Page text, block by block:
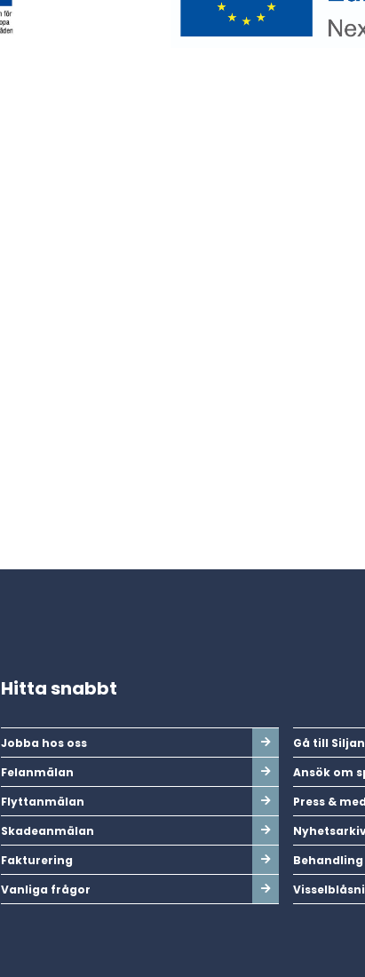
Hitta snabbt
Jobba hos oss
Felanmälan
Flyttanmälan
Skadeanmälan
Fakturering
Vanliga frågor
Gå till
Ansök om
Press &